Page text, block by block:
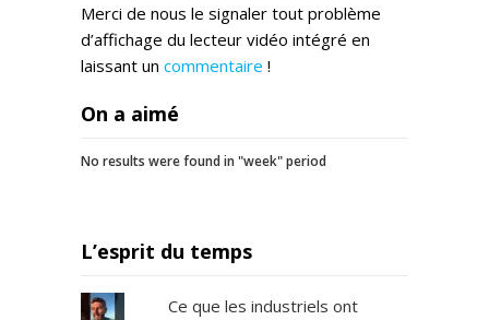
Merci de nous le signaler tout problème
d’affichage du lecteur vidéo intégré en
laissant un commentaire !
On a aimé
No results were found in "week" period
L’esprit du temps
Ce que les industriels ont